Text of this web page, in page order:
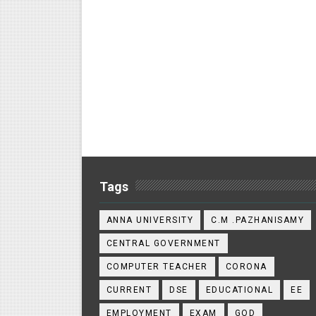
Tags
ANNA UNIVERSITY C.M .PAZHANISAMY
CENTRAL GOVERNMENT
COMPUTER TEACHER CORONA
CURRENT DSE EDUCATIONAL EE
EMPLOYMENT EXAM GOD